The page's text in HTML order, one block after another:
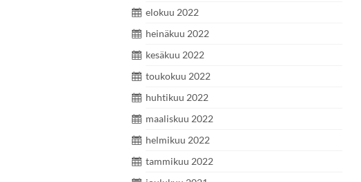
elokuu 2022
heinäkuu 2022
kesäkuu 2022
toukokuu 2022
huhtikuu 2022
maaliskuu 2022
helmikuu 2022
tammikuu 2022